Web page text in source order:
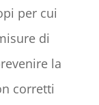
per cui
di
la
corretti